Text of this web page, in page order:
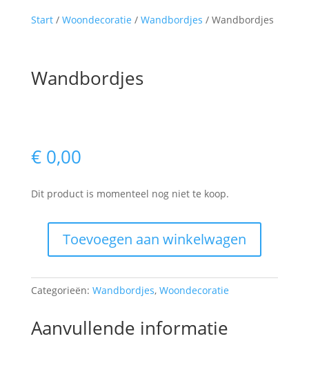
Start/ Woondecoratie / Wandbordjes / Wandbordjes
Wandbordjes
€0,00
Dit product is momenteel nog niet te koop.
Wandbordjes
Toevoegen aan winkelwagen
Categorieën: Wandbordjes, Woondecoratie
Aanvullende informatie